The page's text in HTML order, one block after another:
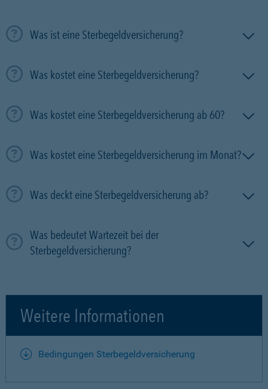
Was ist eine Sterbegeldversicherung?
Was kostet eine Sterbegeldversicherung?
Was kostet eine Sterbegeldversicherung ab 60?
Was kostet eine Sterbegeldversicherung im Monat?
Was deckt eine Sterbegeldversicherung ab?
Was bedeutet Wartezeit bei der
Sterbegeldversicherung?
Weitere Informationen
Bedingungen Sterbegeldversicherung